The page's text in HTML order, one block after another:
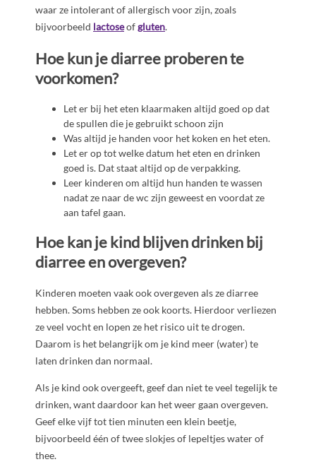
waar ze intolerant of allergisch voor zijn, zoals
bijvoorbeeld lactoseofgluten.
Hoe kun je diarree proberen te
voorkomen?
Let er bij het eten klaarmaken altijd goed op dat
de spullen die je gebruikt schoon zijn
Was altijd je handen voor het koken en het eten.
Let er op tot welke datum het eten en drinken
goed is. Dat staat altijd op de verpakking.
Leer kinderen om altijd hun handen te wassen
nadat ze naar de wc zijn geweest en voordat ze
aan tafel gaan.
Hoe kan je kind blijven drinken bij
diarree en overgeven?
Kinderen moeten vaak ook overgeven als ze diarree
hebben. Soms hebben ze ook koorts. Hierdoor verliezen
ze veel vocht en lopen ze het risico uit te drogen.
Daarom is het belangrijk om je kind meer (water) te
laten drinken dan normaal.
Als je kind ook overgeeft, geef dan niet te veel tegelijk te
drinken, want daardoor kan het weer gaan overgeven.
Geef elke vijf tot tien minuten een klein beetje,
bijvoorbeeld één of twee slokjes of lepeltjes water of
thee.